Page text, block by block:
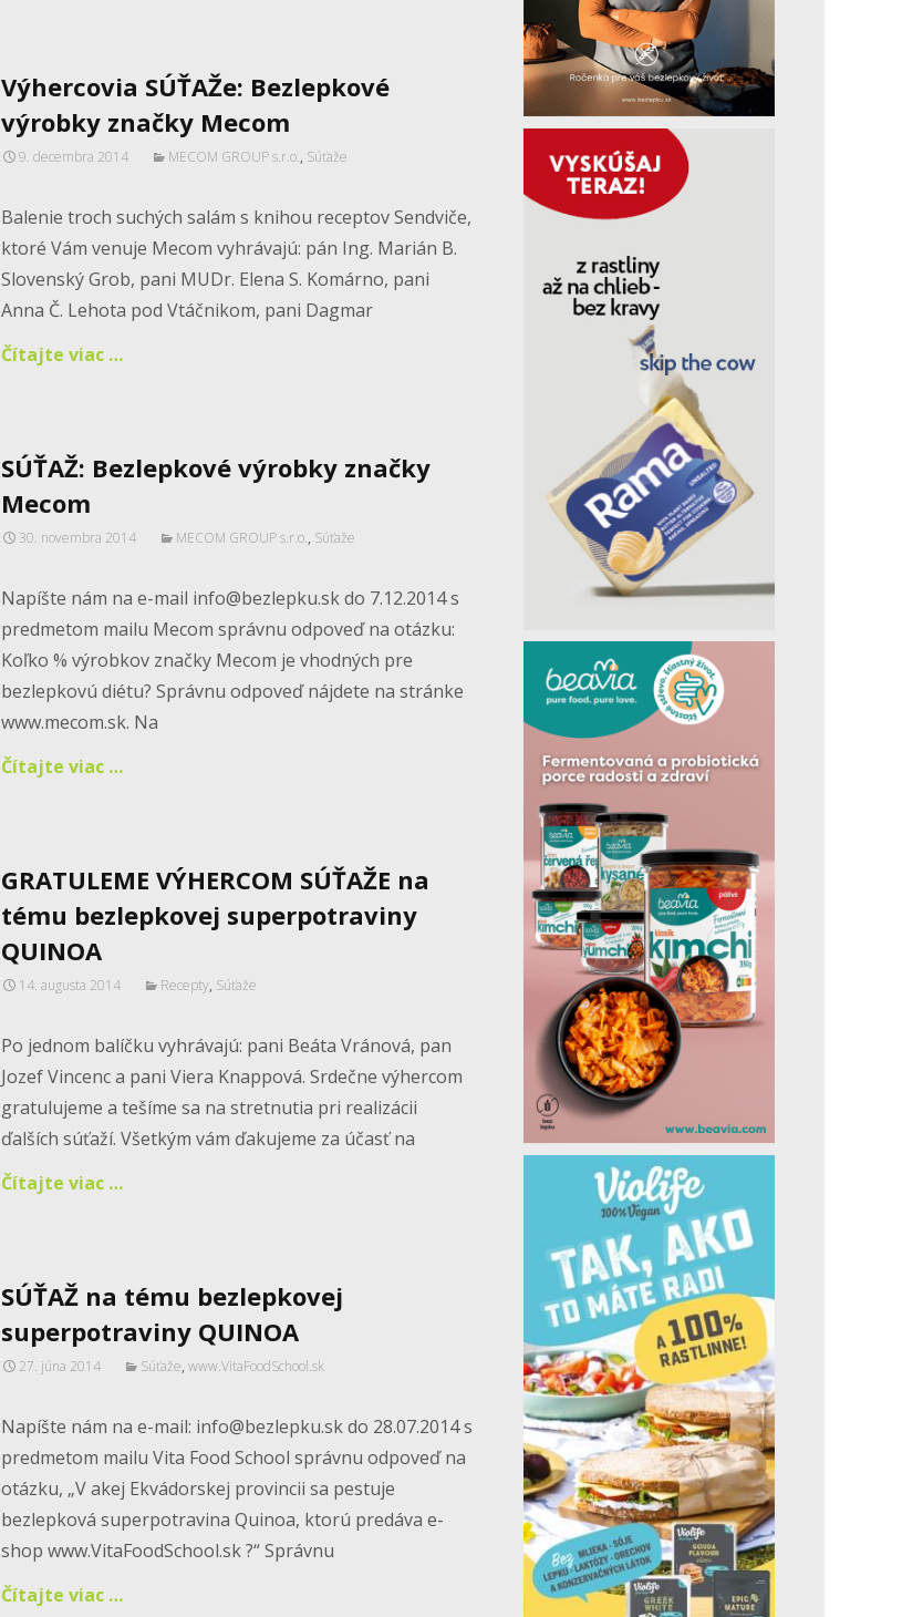
Výhercovia SÚŤAŽe: Bezlepkové
výrobky značky Mecom
9. decembra 2014 MECOM GROUP s.r.o., Súťaže
Balenie troch suchých salám s knihou receptov Sendviče,
ktoré Vám venuje Mecom vyhrávajú: pán Ing. Marián B.
Slovenský Grob, pani MUDr. Elena S. Komárno, pani
Anna Č. Lehota pod Vtáčnikom, pani Dagmar
Čítajte viac …
SÚŤAŽ: Bezlepkové výrobky značky
Mecom
30. novembra 2014 MECOM GROUP s.r.o., Súťaže
Napíšte nám na e-mail info@bezlepku.sk do 7.12.2014 s
predmetom mailu Mecom správnu odpoveď na otázku:
Koľko % výrobkov značky Mecom je vhodných pre
bezlepkovú diétu? Správnu odpoveď nájdete na stránke
www.mecom.sk. Na
Čítajte viac …
GRATULEME VÝHERCOM SÚŤAŽE na
tému bezlepkovej superpotraviny
QUINOA
14. augusta 2014 Recepty, Súťaže
Po jednom balíčku vyhrávajú: pani Beáta Vránová, pan
Jozef Vincenc a pani Viera Knappová. Srdečne výhercom
gratulujeme a tešíme sa na stretnutia pri realizácii
ďalších súťaží. Všetkým vám ďakujeme za účasť na
Čítajte viac …
SÚŤAŽ na tému bezlepkovej
superpotraviny QUINOA
27. júna 2014 Súťaže, www.VitaFoodSchool.sk
Napíšte nám na e-mail: info@bezlepku.sk do 28.07.2014 s
predmetom mailu Vita Food School správnu odpoveď na
otázku, „V akej Ekvádorskej provincii sa pestuje
bezlepková superpotravina Quinoa, ktorú predáva e-
shop www.VitaFoodSchool.sk ?“ Správnu
Čítajte viac …